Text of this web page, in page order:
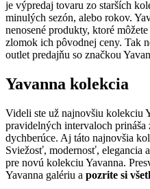
je výpredaj tovaru zo starších
minulých sezón, alebo rokov.
nenosené produkty, ktoré
zlomok ich pôvodnej ceny. Tak
outlet predajňu so značkou
Yavanna kolekcia
Videli ste už najnovšiu kolekciu
pravidelných intervaloch prináša
dychberúce. Aj táto najnovšia
Sviežosť, modernosť, elegancia
pre novú kolekciu Yavanna.
Yavanna galériu a pozrite si